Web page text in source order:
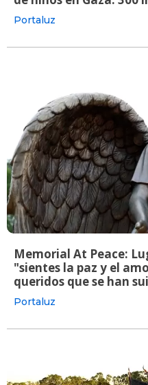
Portaluz
Memorial At Peace:
"sientes la paz y el
queridos que se han
Portaluz